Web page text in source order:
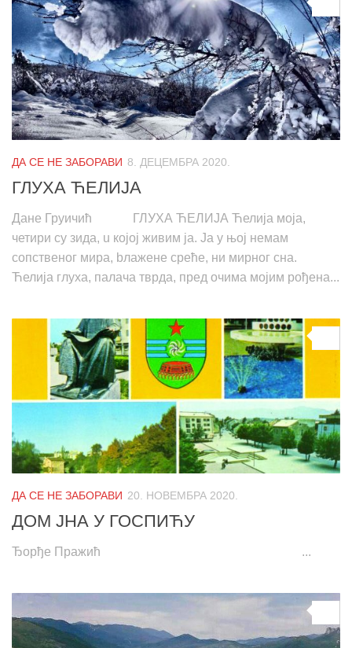
ДА СЕ НЕ ЗАБОРАВИ 8. ДЕЦЕМБРА 2020.
ГЛУХА ЋЕЛИЈА
Дане Груичић ГЛУХА ЋЕЛИЈА Ћелија моја,
четири су зида, u којој живим ја. Ја у њој немам
сопственог мира, bлажене среће, ни мирног сна.
Ћелија глуха, палача тврда, пред очима мојим рођена...
ДА СЕ НЕ ЗАБОРАВИ 20. НОВЕМБРА 2020.
ДОМ ЈНА У ГОСПИЋУ
Ђорђе Пражић ...